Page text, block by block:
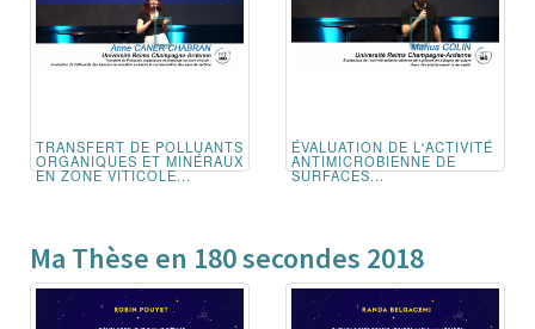
TRANSFERT DE POLLUANTS
ORGANIQUES ET MINÉRAUX
EN ZONE VITICOLE...
ÉVALUATION DE L'ACTIVITÉ
ANTIMICROBIENNE DE
SURFACES...
Ma Thèse en 180 secondes 2018